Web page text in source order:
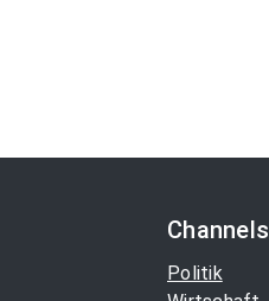
Channels
Politik